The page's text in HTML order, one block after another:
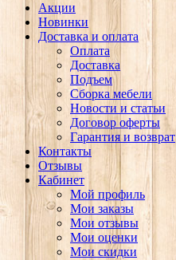
Акции
Новинки
Доставка и оплата
Оплата
Доставка
Подъем
Сборка мебели
Новости и статьи
Договор оферты
Гарантия и возврат
Контакты
Отзывы
Кабинет
Мой профиль
Мои заказы
Мои отзывы
Мои оценки
Мои скидки